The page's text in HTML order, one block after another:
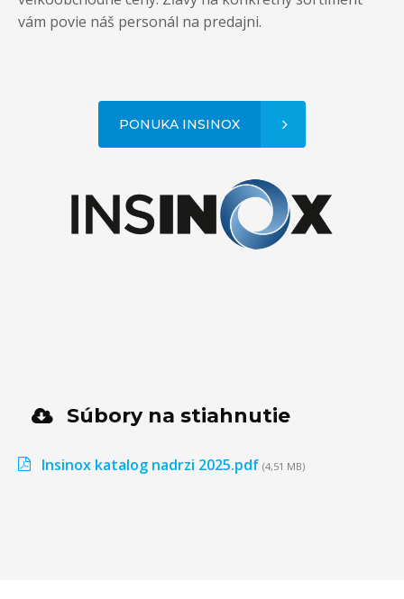
vám povie náš personál na predajni.
PONUKA INSINOX
Súbory na stiahnutie
Insinox katalog nadrzi 2025.pdf (4,51 MB)